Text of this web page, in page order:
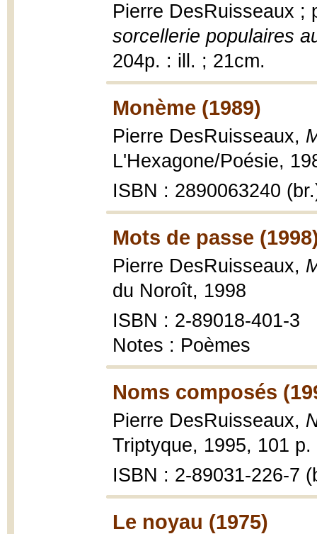
Pierre DesRuisseaux
sorcellerie populaires
204p. : ill. ; 21cm.
Monème (1989)
Pierre DesRuisseaux,
L'Hexagone/Poésie,
ISBN : 2890063240
Mots de passe
Pierre DesRuisseaux,
du Noroît, 1998
ISBN : 2-89018-401-3
Notes : Poèmes
Noms composés
Pierre DesRuisseaux,
Triptyque, 1995, 101
ISBN : 2-89031-226-7
Le noyau (1975)